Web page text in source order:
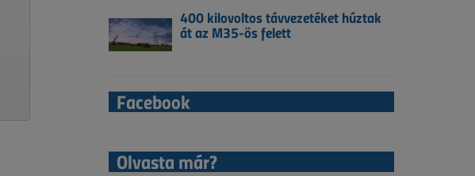
400 kilovoltos távvezetéket húztak
át az M35-ös felett
Facebook
Olvasta már?